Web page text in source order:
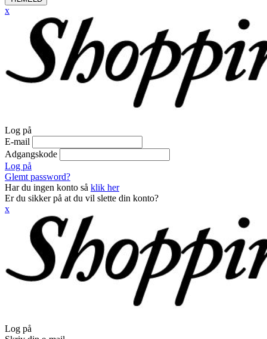
x
Log på
E-mail
Adgangskode
Log på
Glemt password?
Har du ingen konto så klik her
Er du sikker på at du vil slette din konto?
x
Log på